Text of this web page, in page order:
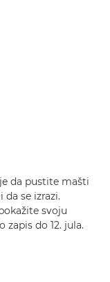
da pustite mašti
se izrazi.
svoju
do 12. jula.